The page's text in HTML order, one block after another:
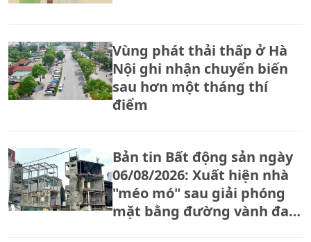
Vùng phát thải thấp ở Hà
Nội ghi nhận chuyển biến
sau hơn một tháng thí
điểm
Bản tin Bất động sản ngày
06/08/2026: Xuất hiện nhà
"méo mó" sau giải phóng
mặt bằng đường vành đai